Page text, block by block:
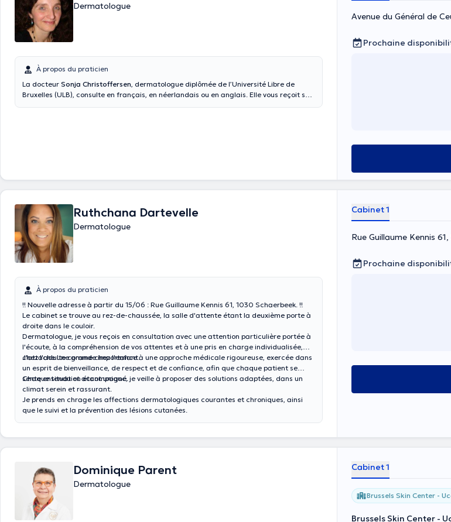
Dermatologue
À propos du praticien
La docteur Sonja Christoffersen, dermatologue diplômée de l’Université Libre de
Bruxelles (ULB), consulte en français, en néerlandais ou en anglais. Elle vous reçoit sur
Avenue du Général de
Prochaine
Ruthchana Dartevelle
Dermatologue
À propos du praticien
!! Nouvelle adresse à partir du 15/06 : Rue Guillaume Kennis 61, 1030 Schaerbeek. !!
Le cabinet se trouve au rez-de-chaussée, la salle d'attente étant la deuxième porte à
droite dans le couloir.
Dermatologue, je vous reçois en consultation avec une attention particulière portée à
l'écoute, à la compréhension de vos attentes et à une pris en charge individualisée,
chez l'adulte comme chez l'enfant.
J'attache une grande importance à une approche médicale rigoureuse, exercée dans
un esprit de bienveillance, de respect et de confiance, afin que chaque patient se
sente entendu et accompagné.
Chaque situation étant unique, je veille à proposer des solutions adaptées, dans un
climat serein et rassurant.
Je prends en chrage les affections dermatologiques courantes et chroniques, ainsi
que le suivi et la prévention des lésions cutanées.
Cabinet 1
Rue Guillaume Kennis
Prochaine
Dominique Parent
Dermatologue
Cabinet 1
Brussels Skin Center -
Brussels Skin Center -